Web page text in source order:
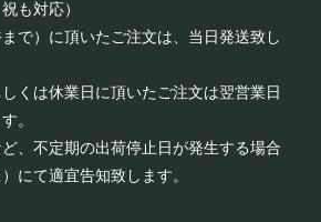
も対応）
で）に頂いたご注文は、当日発送致し
くは休業日に頂いたご注文は翌営業日
。
、不定期の出荷停止日が発生する場合
にて適宜告知致します。